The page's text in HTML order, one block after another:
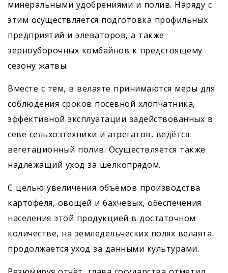
минеральными удобрениями и полив. Наряду с
этим осуществляется подготовка профильных
предприятий и элеваторов, а также
зерноуборочных комбайнов к предстоящему
сезону жатвы.
Вместе с тем, в велаяте принимаются меры для
соблюдения сроков посевной хлопчатника,
эффективной эксплуатации задействованных в
севе сельхозтехники и агрегатов, ведётся
вегетационный полив. Осуществляется также
надлежащий уход за шелкопрядом.
С целью увеличения объёмов производства
картофеля, овощей и бахчевых, обеспечения
населения этой продукцией в достаточном
количестве, на земледельческих полях велаята
продолжается уход за данными культурами.